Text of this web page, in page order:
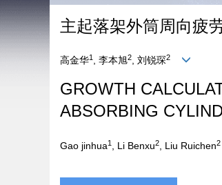
主起落架外筒周向疲
高金华1 , 李本旭2, 刘锐琛2
GROWTH
ABSORBING
Gao jinhua1 , Li Benxu2 , Liu Ruichen2